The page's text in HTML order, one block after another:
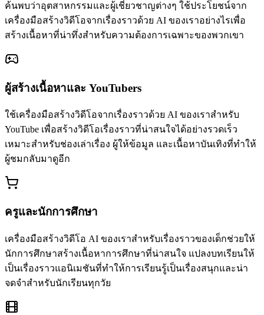
ค้นพบว่าอุตสาหกรรมและผู้เชี่ยวชาญต่างๆ ใช้ประโยชน์จาก
เครื่องมือสร้างวิดีโอจากเรื่องราวด้วย AI ของเราอย่างไรเพื่อ
สร้างเนื้อหาที่น่าทึ่งสำหรับความต้องการเฉพาะของพวกเขา
ผู้สร้างเนื้อหาและ YouTubers
ใช้เครื่องมือสร้างวิดีโอจากเรื่องราวด้วย AI ของเราสำหรับ
YouTube เพื่อสร้างวิดีโอเรื่องราวที่น่าสนใจได้อย่างรวดเร็ว
เหมาะสำหรับช่องเล่าเรื่อง ผู้ให้ข้อมูล และเนื้อหาบันเทิงที่ทำให้
ผู้ชมกลับมาดูอีก
ครูและนักการศึกษา
เครื่องมือสร้างวิดีโอ AI ของเราสำหรับเรื่องราวของเด็กช่วยให้
นักการศึกษาสร้างเนื้อหาการศึกษาที่น่าสนใจ แปลงบทเรียนให้
เป็นเรื่องราวแอนิเมชันที่ทำให้การเรียนรู้เป็นเรื่องสนุกและน่า
จดจำสำหรับนักเรียนทุกวัย